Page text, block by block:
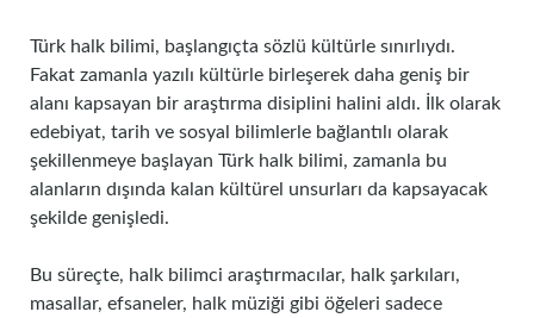
Türk halk bilimi, başlangıçta sözlü kültürle sınırlıydı.
Fakat zamanla yazılı kültürle birleşerek daha geniş bir
alanı kapsayan bir araştırma disiplini halini aldı. İlk olarak
edebiyat, tarih ve sosyal bilimlerle bağlantılı olarak
şekillenmeye başlayan Türk halk bilimi, zamanla bu
alanların dışında kalan kültürel unsurları da kapsayacak
şekilde genişledi.
Bu süreçte, halk bilimci araştırmacılar, halk şarkıları,
masallar, efsaneler, halk müziği gibi öğeleri sadece